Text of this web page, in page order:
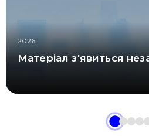
2026
Матеріал з'явиться